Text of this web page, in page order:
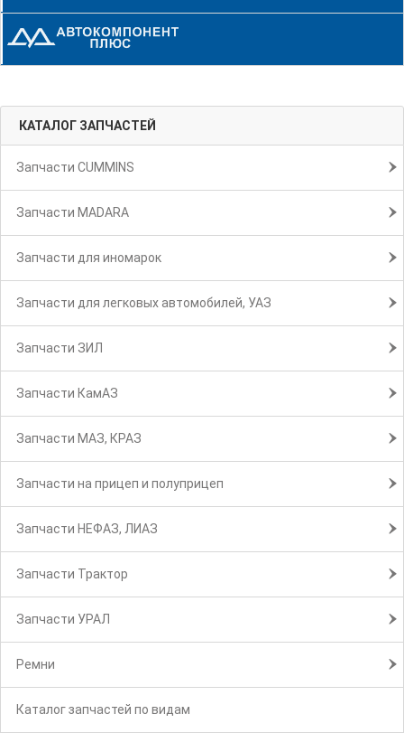
КАТАЛОГ ЗАПЧАСТЕЙ
Запчасти CUMMINS
Запчасти MADARA
Запчасти для иномарок
Запчасти для легковых автомобилей, УАЗ
Запчасти ЗИЛ
Запчасти КамАЗ
Запчасти МАЗ, КРАЗ
Запчасти на прицеп и полуприцеп
Запчасти НЕФАЗ, ЛИАЗ
Запчасти Трактор
Запчасти УРАЛ
Ремни
Каталог запчастей по видам